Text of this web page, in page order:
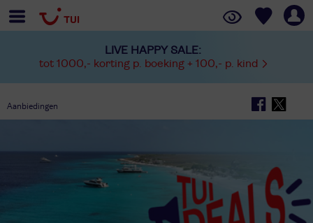
LIVE HAPPY SALE:
tot 1000,- korting p. boeking + 100,- p. kind
Aanbiedingen